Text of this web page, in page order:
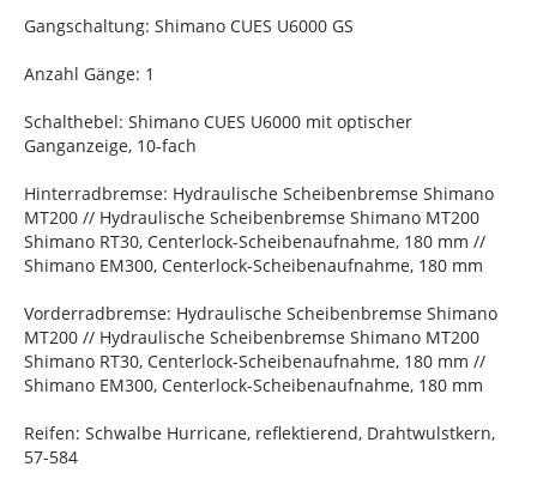
Gangschaltung: Shimano CUES U6000 GS
Anzahl Gänge: 1
Schalthebel: Shimano CUES U6000 mit optischer
Ganganzeige, 10-fach
Hinterradbremse: Hydraulische Scheibenbremse Shimano
MT200 // Hydraulische Scheibenbremse Shimano MT200
Shimano RT30, Centerlock-Scheibenaufnahme, 180 mm //
Shimano EM300, Centerlock-Scheibenaufnahme, 180 mm
Vorderradbremse: Hydraulische Scheibenbremse Shimano
MT200 // Hydraulische Scheibenbremse Shimano MT200
Shimano RT30, Centerlock-Scheibenaufnahme, 180 mm //
Shimano EM300, Centerlock-Scheibenaufnahme, 180 mm
Reifen: Schwalbe Hurricane, reflektierend, Drahtwulstkern,
57-584